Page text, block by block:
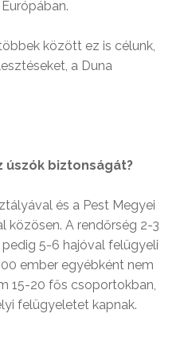
között ez is célunk,
a Duna
úszók biztonságát?
és a Pest Megyei
A rendőrség 2-3
5-6 hajóval felügyeli
ember egyébként nem
15-20 fős csoportokban,
felügyeletet kapnak.